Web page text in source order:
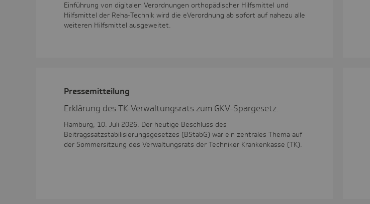
Einführung von digitalen Verordnungen orthopädischer Hilfsmittel und
Hilfsmittel der Reha-Technik wird die eVerordnung ab sofort auf nahezu alle
weiteren Hilfsmittel ausgeweitet.
Pres­se­mit­tei­lung
Erklärung des TK-Verwaltungsrats zum GKV-Spargesetz.
Hamburg, 10. Juli 2026. Der heutige Beschluss des
Beitragssatzstabilisierungsgesetzes (BStabG) war ein zentrales Thema auf
der Sommersitzung des Verwaltungsrats der Techniker Krankenkasse (TK).